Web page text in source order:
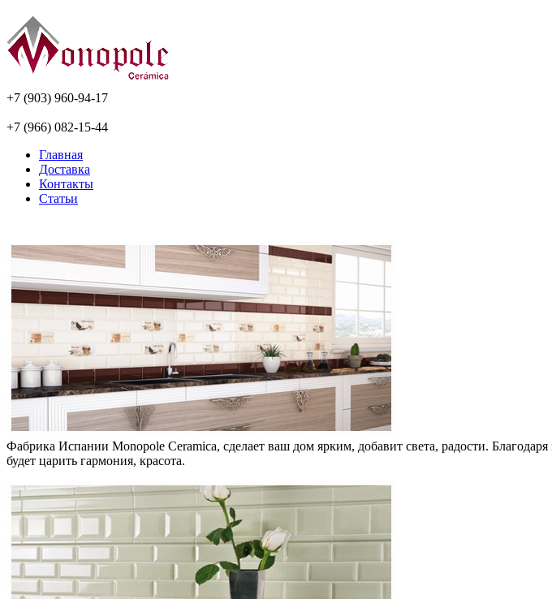
+7 (903) 960-94-17
+7 (966) 082-15-44
Главная
Доставка
Контакты
Статьи
Фабрика Испании Monopole Ceramica, сделает ваш дом ярким, добавит света, радости.
будет царить гармония, красота.